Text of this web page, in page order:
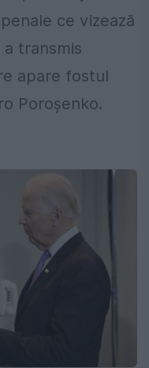
ce vizează
transmis
apare fostul
Poroşenko.